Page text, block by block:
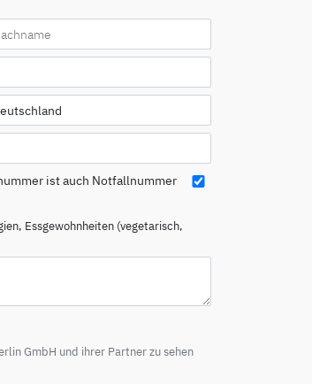
ist auch Notfallnummer
Essgewohnheiten (vegetarisch,
GmbH und ihrer Partner zu sehen